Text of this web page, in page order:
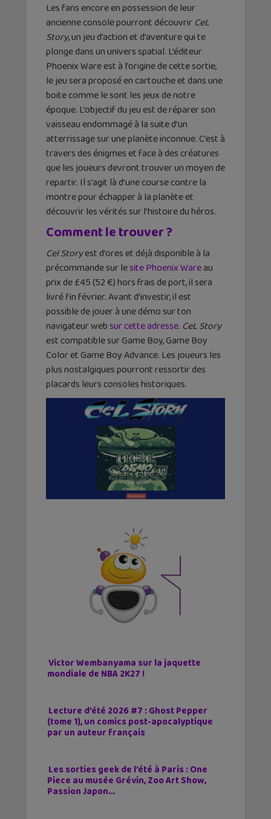
Les fans encore en possession de leur
ancienne console pourront découvrir CeL
Story, un jeu d’action et d’aventure qui te
plonge dans un univers spatial. L’éditeur
Phoenix Ware est à l’origine de cette sortie,
le jeu sera proposé en cartouche et dans une
boite comme le sont les jeux de notre
époque. L’objectif du jeu est de réparer son
vaisseau endommagé à la suite d’un
atterrissage sur une planète inconnue. C’est à
travers des énigmes et face à des créatures
que les joueurs devront trouver un moyen de
repartir. Il s’agit là d’une course contre la
montre pour échapper à la planète et
découvrir les vérités sur l’histoire du héros.
Comment le trouver ?
Cel Storyest d’ores et déjà disponible à la
précommande sur lesite Phoenix Wareau
prix de £45 (52 €) hors frais de port, il sera
livré fin février. Avant d’investir, il est
possible de jouer à une démo sur ton
navigateur websur cette adresse. CeL Story
est compatible sur Game Boy, Game Boy
Color et Game Boy Advance. Les joueurs les
plus nostalgiques pourront ressortir des
placards leurs consoles historiques.
Victor Wembanyama sur la jaquette
mondiale de NBA 2K27 !
Lecture d’été 2026 #7 : Ghost Pepper
(tome 1), un comics post-apocalyptique
par un auteur français
Les sorties geek de l’été à Paris : One
Piece au musée Grévin, Zoo Art Show,
Passion Japon…